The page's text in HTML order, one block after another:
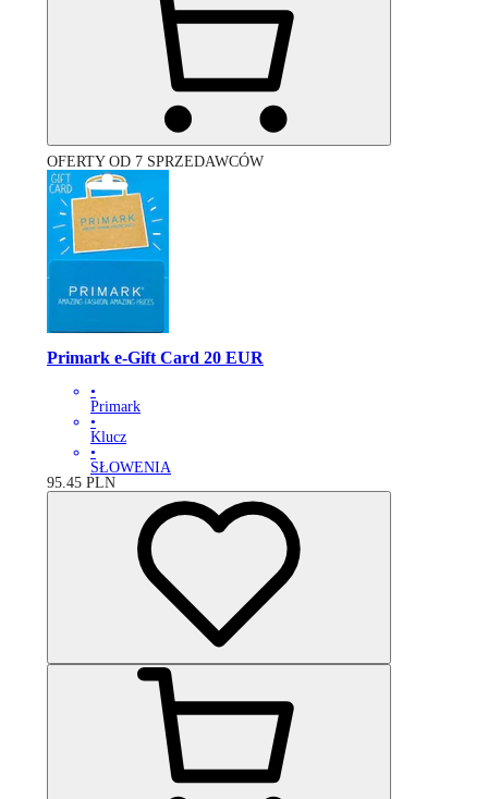
OFERTY OD 7 SPRZEDAWCÓW
Primark e-Gift Card 20 EUR
•
Primark
•
Klucz
•
SŁOWENIA
95.45 PLN